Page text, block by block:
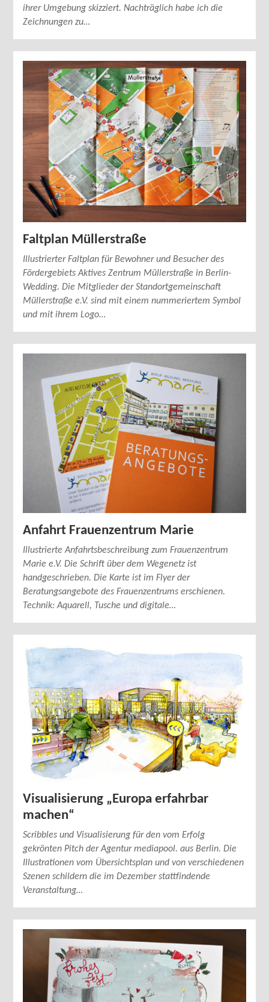
ihrer Umgebung skizziert. Nachträglich habe ich die
Zeichnungen zu…
Faltplan Müllerstraße
Illustrierter Faltplan für Bewohner und Besucher des
Fördergebiets Aktives Zentrum Müllerstraße in Berlin-
Wedding. Die Mitglieder der Standortgemeinschaft
Müllerstraße e.V. sind mit einem nummeriertem Symbol
und mit ihrem Logo…
Anfahrt Frauenzentrum Marie
Illustrierte Anfahrtsbeschreibung zum Frauenzentrum
Marie e.V. Die Schrift über dem Wegenetz ist
handgeschrieben. Die Karte ist im Flyer der
Beratungsangebote des Frauenzentrums erschienen.
Technik: Aquarell, Tusche und digitale…
Visualisierung „Europa erfahrbar
machen“
Scribbles und Visualisierung für den vom Erfolg
gekrönten Pitch der Agentur mediapool. aus Berlin. Die
Illustrationen vom Übersichtsplan und von verschiedenen
Szenen schildern die im Dezember stattfindende
Veranstaltung…